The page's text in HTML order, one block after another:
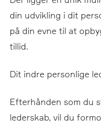
din udvikling i dit
på din evne til at
tillid.
Dit indre personlige
Efterhånden som du
lederskab, vil du